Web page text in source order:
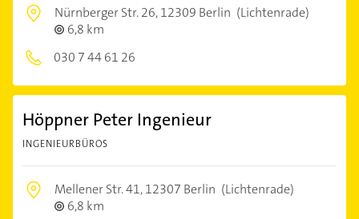
Nürnberger Str. 26,12309 Berlin (Lichtenrade)
6,8 km
030 7 44 61 26
Höppner Peter Ingenieur
INGENIEURBÜROS
Mellener Str. 41,12307 Berlin (Lichtenrade)
6,8 km